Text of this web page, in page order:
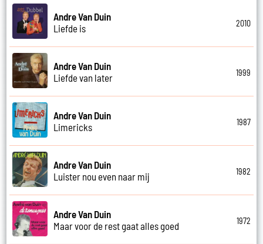
Andre Van Duin
Liefde is
2010
Andre Van Duin
Liefde van later
1999
Andre Van Duin
Limericks
1987
Andre Van Duin
Luister nou even naar mij
1982
Andre Van Duin
Maar voor de rest gaat alles goed
1972